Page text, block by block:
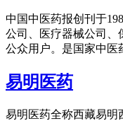
中国中医药报创刊于
公司、医疗器械公司、
公众用户。是国家中医
易明医药
易明医药全称西藏易明